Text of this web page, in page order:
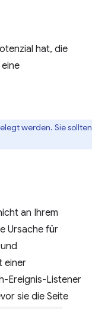
hat, die
werden. Sie sollten
an Ihrem
Ursache für
einer
Ereignis-Listener
sie die Seite